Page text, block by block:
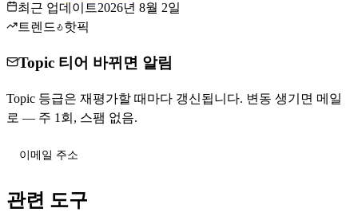
최근 업데이트2026년 8월 2일
트렌드
핫픽
Topic 티어 바뀌면 알림
Topic 등급은 재평가할 때마다 갱신됩니다. 변동 생기면 메일
로 — 주 1회, 스팸 없음.
관련 도구